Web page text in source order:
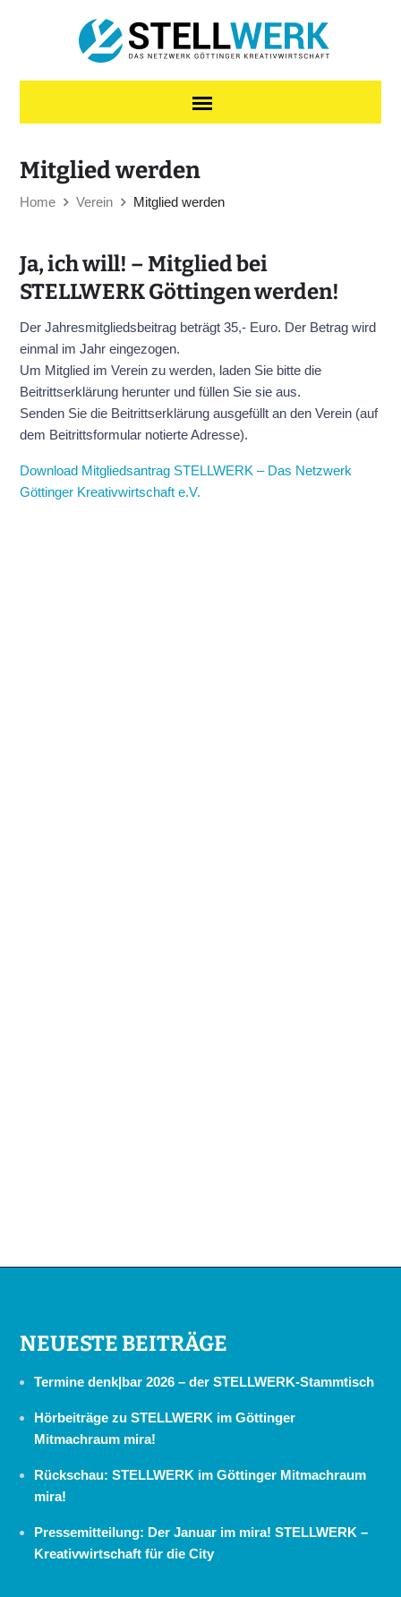
Mitglied werden
Home Verein Mitglied werden
Ja, ich will! – Mitglied bei
STELLWERK Göttingen werden!
Der Jahresmitgliedsbeitrag beträgt 35,- Euro. Der Betrag wird
einmal im Jahr eingezogen.
Um Mitglied im Verein zu werden, laden Sie bitte die
Beitrittserklärung herunter und füllen Sie sie aus.
Senden Sie die Beitrittserklärung ausgefüllt an den Verein (auf
dem Beitrittsformular notierte Adresse).
Download Mitgliedsantrag STELLWERK – Das Netzwerk
Göttinger Kreativwirtschaft e.V.
NEUESTE BEITRÄGE
Termine denk|bar 2026 – der STELLWERK-Stammtisch
Hörbeiträge zu STELLWERK im Göttinger
Mitmachraum mira!
Rückschau: STELLWERK im Göttinger Mitmachraum
mira!
Pressemitteilung: Der Januar im mira! STELLWERK –
Kreativwirtschaft für die City